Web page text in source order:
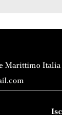
Marittimo Italia